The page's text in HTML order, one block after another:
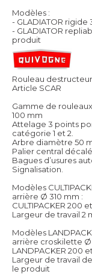
Modèles :
- GLADIATOR rigide
- GLADIATOR
produit
Rouleau
Article SCAR
Gamme de
100 mm
Attelage 3 points
catégorie 1 et 2.
Arbre diamètre 50
Palier central
Bagues d’usures
Signalisation.
Modèles
arrière Ø 310 mm :
CULTIPACKER 200
Largeur de travail 2
Modèles
arrière croskilette Ø
LANDPACKER 200
Largeur de travail
le produit